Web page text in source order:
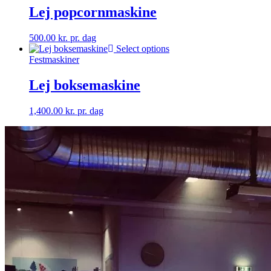
Lej popcornmaskine
500.00 kr. pr. dag
Select options
Festmaskiner
Lej boksemaskine
1,400.00 kr. pr. dag